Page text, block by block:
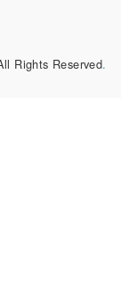
Rights Reserved.